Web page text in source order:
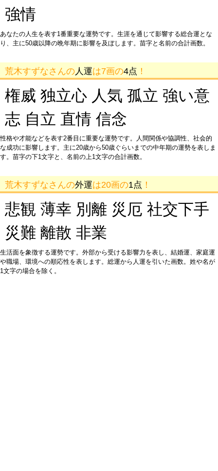
強情
あなたの人生を表す1番重要な運勢です。生涯を通じて影響する総合運とな
り、主に50歳以降の晩年期に影響を及ぼします。苗字と名前の合計画数。
荒木すずなさんの 人運は7画の4点 ！
権威 独立心 人気 孤立 強い意
志 自立 直情 信念
性格や才能などを表す2番目に重要な運勢です。人間関係や協調性、社会的
な成功に影響します。主に20歳から50歳ぐらいまでの中年期の運勢を表しま
す。苗字の下1文字と、名前の上1文字の合計画数。
荒木すずなさんの外運は20画の1点 ！
悲観 薄幸 別離 災厄 社交下手
災難 離散 非業
生活面を象徴する運勢です。外部から受ける影響力を表し、結婚運、家庭運
や職場、環境への順応性を表します。総運から人運を引いた画数。姓や名が
1文字の場合を除く。